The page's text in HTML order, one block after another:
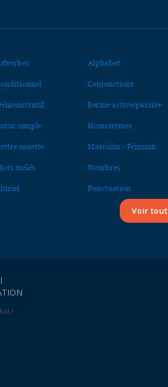
Alphabet
Conjonctions
Forme active/passive
simple Homonymes
muette Masculin - Féminin
mêlés Nombres
Ponctuation
Voir tout
!